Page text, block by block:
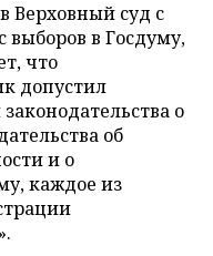
Верховный суд с
выборов в Госдуму,
что
допустил
о
об
и о
каждое из